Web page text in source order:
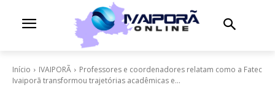
Início IVAIPORÃ
Professores e coordenadores relatam como a Fatec
Ivaiporã transformou trajetórias acadêmicas e...